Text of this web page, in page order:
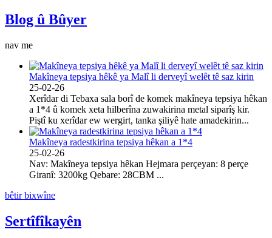
Blog û Bûyer
nav me
Makîneya tepsiya hêkê ya Malî li derveyî welêt tê saz kirin
25-02-26
Xerîdar di Tebaxa sala borî de komek makîneya tepsiya hêkan
a 1*4 û komek xeta hilberîna zuwakirina metal siparîş kir.
Piştî ku xerîdar ew wergirt, tanka şiliyê hate amadekirin...
Makîneya radestkirina tepsiya hêkan a 1*4
25-02-26
Nav: Makîneya tepsiya hêkan Hejmara perçeyan: 8 perçe
Giranî: 3200kg Qebare: 28CBM ...
bêtir bixwîne
Sertîfîkayên